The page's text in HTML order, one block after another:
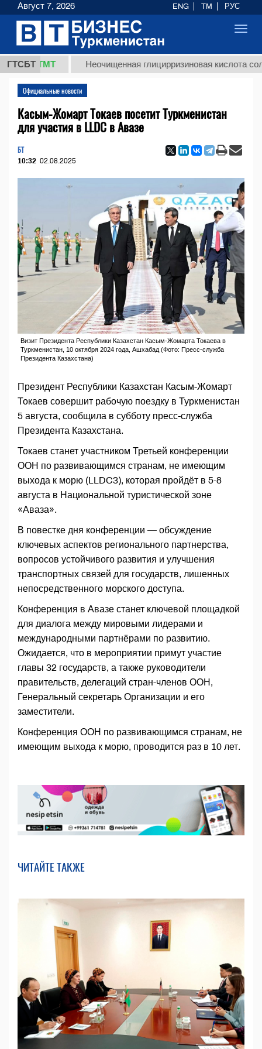
ГТСБТ
ТМТ Неочищенная глицирризиновая кислота
Официальные новости
Касым-Жомарт Токаев посетит Туркменистан
для участия в LLDC в Авазе
БТ
10:32 02.08.2025
Визит Президента Республики Казахстан Касым-Жомарта Токаева в
Туркменистан, 10 октября 2024 года, Ашхабад (Фото: Пресс-служба
Президента Казахстана)
Президент Республики Казахстан Касым-Жомарт
Токаев совершит рабочую поездку в Туркменистан
5 августа, сообщила в субботу пресс-служба
Президента Казахстана.
Токаев станет участником Третьей конференции
ООН по развивающимся странам, не имеющим
выхода к морю (LLDC3), которая пройдёт в 5-8
августа в Национальной туристической зоне
«Аваза».
В повестке дня конференции — обсуждение
ключевых аспектов регионального партнерства,
вопросов устойчивого развития и улучшения
транспортных связей для государств, лишенных
непосредственного морского доступа.
Конференция в Авазе станет ключевой площадкой
для диалога между мировыми лидерами и
международными партнёрами по развитию.
Ожидается, что в мероприятии примут участие
главы 32 государств, а также руководители
правительств, делегаций стран-членов ООН,
Генеральный секретарь Организации и его
заместители.
Конференция ООН по развивающимся странам, не
имеющим выхода к морю, проводится раз в 10 лет.
ЧИТАЙТЕ ТАКЖЕ
Август 7, 2026 ENG TM РУС